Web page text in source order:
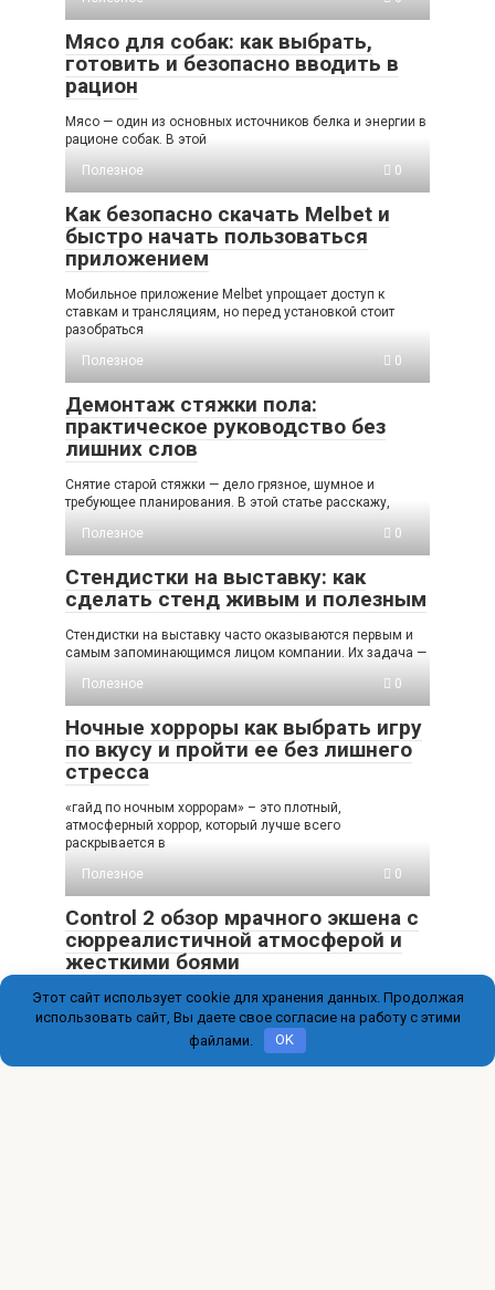
Мясо для собак: как выбрать,
готовить и безопасно вводить в
рацион
Мясо — один из основных источников белка и энергии в
рационе собак. В этой
Полезное
0
Как безопасно скачать Melbet и
быстро начать пользоваться
приложением
Мобильное приложение Melbet упрощает доступ к
ставкам и трансляциям, но перед установкой стоит
разобраться
Полезное
0
Демонтаж стяжки пола:
практическое руководство без
лишних слов
Снятие старой стяжки — дело грязное, шумное и
требующее планирования. В этой статье расскажу,
Полезное
0
Стендистки на выставку: как
сделать стенд живым и полезным
Стендистки на выставку часто оказываются первым и
самым запоминающимся лицом компании. Их задача —
Полезное
0
Ночные хорроры как выбрать игру
по вкусу и пройти ее без лишнего
стресса
«гайд по ночным хоррорам» – это плотный,
атмосферный хоррор, который лучше всего
раскрывается в
Полезное
0
Control 2 обзор мрачного экшена с
сюрреалистичной атмосферой и
жесткими боями
Control 2 – это снова тот самый психоделический экшен
Remedy, где Федеральное бюро контроля
Этот сайт использует cookie для хранения данных. Продолжая
использовать сайт, Вы даете свое согласие на работу с этими
файлами.
OK